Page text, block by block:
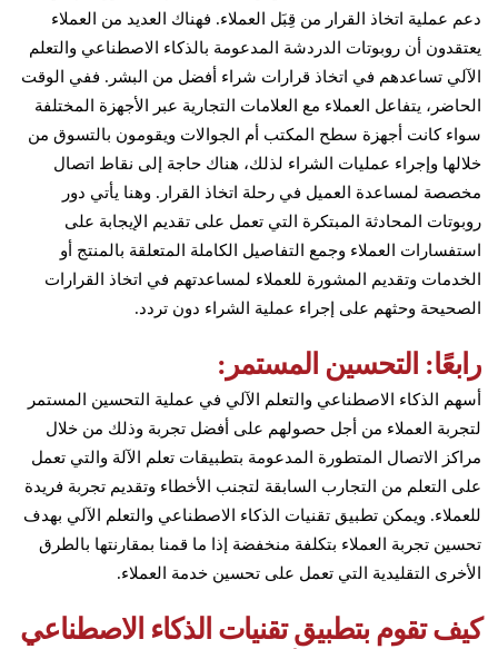
دعم عملية اتخاذ القرار من قِبَل العملاء. فهناك العديد من العملاء
يعتقدون أن روبوتات الدردشة المدعومة بالذكاء الاصطناعي والتعلم
الآلي تساعدهم في اتخاذ قرارات شراء أفضل من البشر. ففي الوقت
الحاضر، يتفاعل العملاء مع العلامات التجارية عبر الأجهزة المختلفة
سواء كانت أجهزة سطح المكتب أم الجوالات ويقومون بالتسوق من
خلالها وإجراء عمليات الشراء لذلك، هناك حاجة إلى نقاط اتصال
مخصصة لمساعدة العميل في رحلة اتخاذ القرار. وهنا يأتي دور
روبوتات المحادثة المبتكرة التي تعمل على تقديم الإيجابة على
استفسارات العملاء وجمع التفاصيل الكاملة المتعلقة بالمنتج أو
الخدمات وتقديم المشورة للعملاء لمساعدتهم في اتخاذ القرارات
الصحيحة وحثهم على إجراء عملية الشراء دون تردد.
رابعًا: التحسين المستمر:
أسهم الذكاء الاصطناعي والتعلم الآلي في عملية التحسين المستمر
لتجربة العملاء من أجل حصولهم على أفضل تجربة وذلك من خلال
مراكز الاتصال المتطورة المدعومة بتطبيقات تعلم الآلة والتي تعمل
على التعلم من التجارب السابقة لتجنب الأخطاء وتقديم تجربة فريدة
للعملاء. ويمكن تطبيق تقنيات الذكاء الاصطناعي والتعلم الآلي بهدف
تحسين تجربة العملاء بتكلفة منخفضة إذا ما قمنا بمقارنتها بالطرق
الأخرى التقليدية التي تعمل على تحسين خدمة العملاء.
كيف تقوم بتطبيق تقنيات الذكاء الاصطناعي